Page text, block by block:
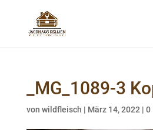
_MG_1089-3
von wildfleisch | März 14, 2022 | 0